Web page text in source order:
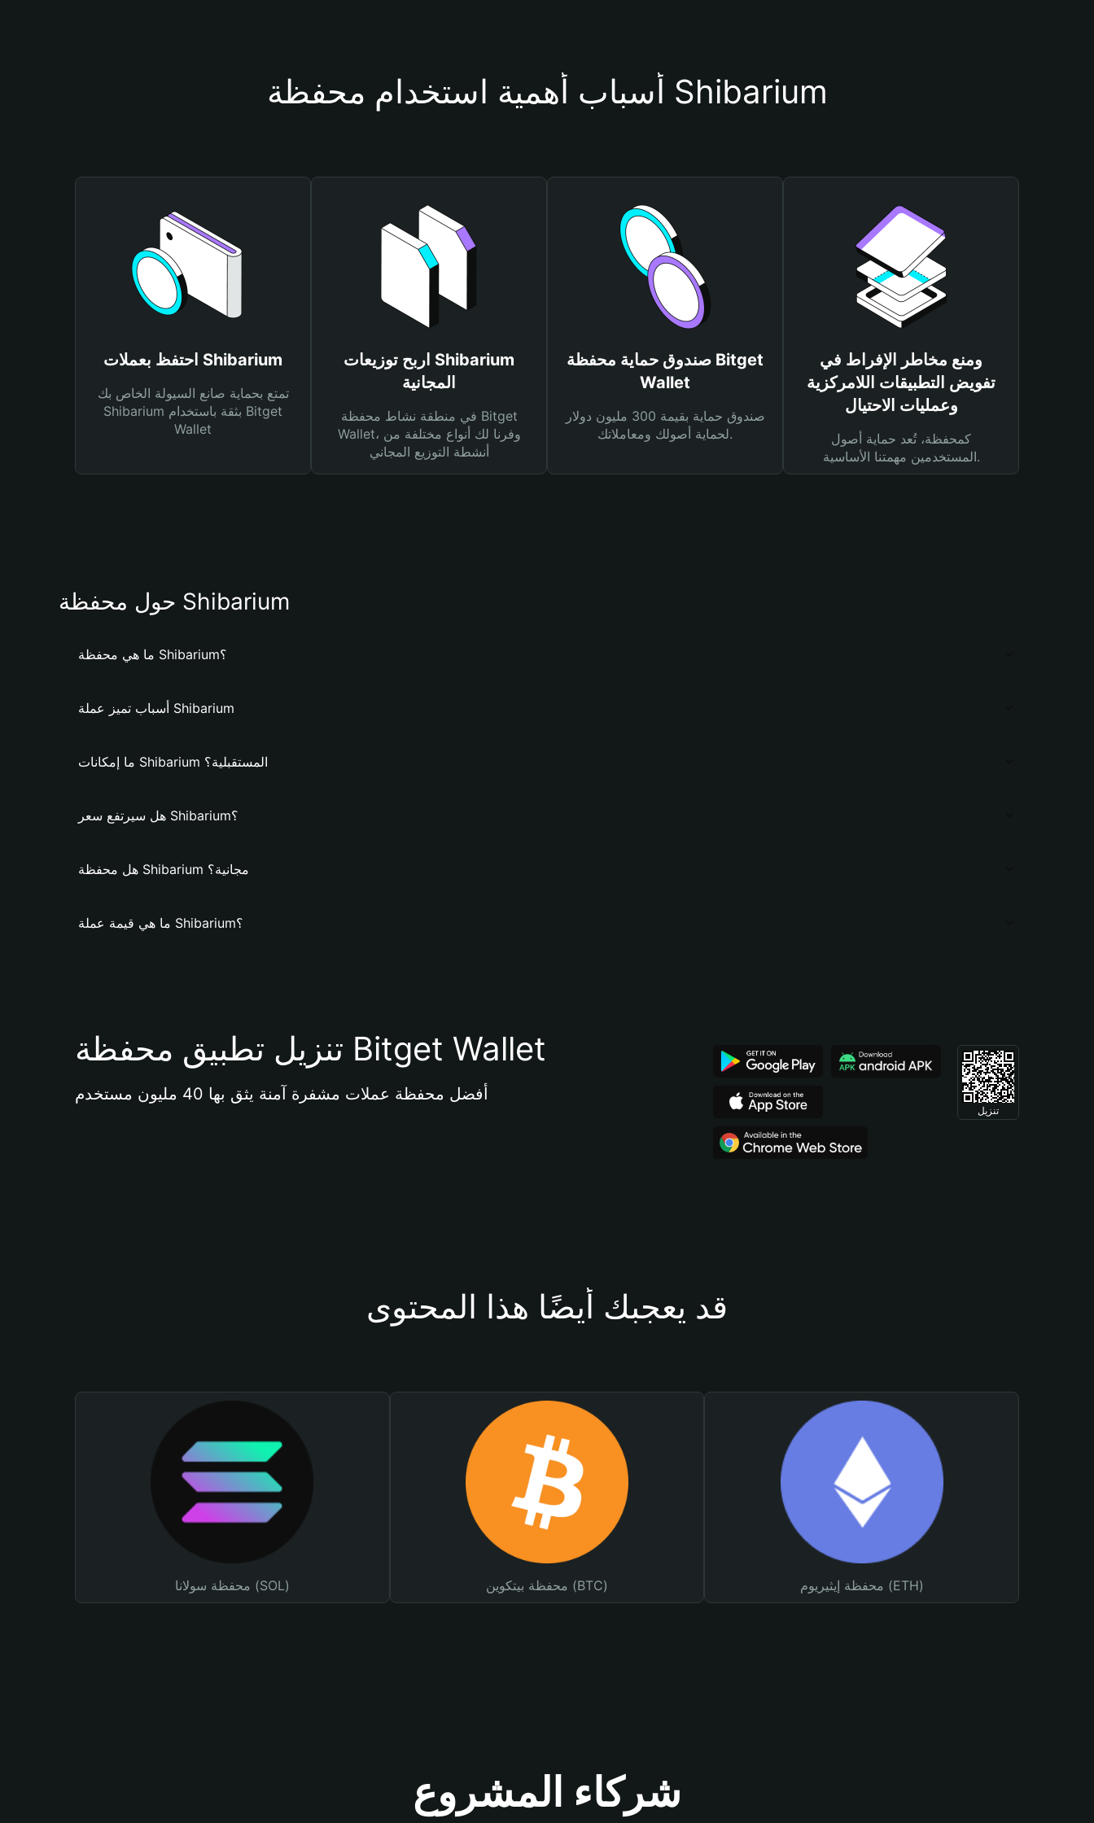
أسباب أهمية استخدام محفظة Shibarium
احتفظ بعملات Shibarium
تمتع بحماية صانع السيولة الخاص بك
Shibarium بثقة باستخدام Bitget
Wallet
اربح توزيعات Shibarium
المجانية
في منطقة نشاط محفظة Bitget
Wallet، وفرنا لك أنواع مختلفة من
أنشطة التوزيع المجاني
صندوق حماية محفظة Bitget
Wallet
صندوق حماية بقيمة 300 مليون دولار
لحماية أصولك ومعاملاتك.
ومنع مخاطر الإفراط في
تفويض التطبيقات اللامركزية
وعمليات الاحتيال
كمحفظة، تُعد حماية أصول
المستخدمين مهمتنا الأساسية.
حول محفظة Shibarium
ما هي محفظة Shibarium؟
أسباب تميز عملة Shibarium
ما إمكانات Shibarium المستقبلية؟
هل سيرتفع سعر Shibarium؟
هل محفظة Shibarium مجانية؟
ما هي قيمة عملة Shibarium؟
تنزيل تطبيق محفظة Bitget Wallet
أفضل محفظة عملات مشفرة آمنة يثق بها 40 مليون مستخدم
تنزيل
قد يعجبك أيضًا هذا المحتوى
محفظة سولانا (SOL) محفظة بيتكوين (BTC) محفظة إيثيريوم (ETH)
شركاء المشروع